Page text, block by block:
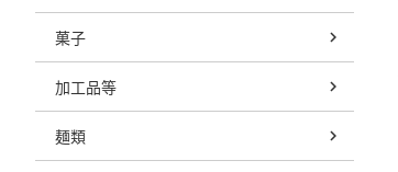
菓子
加工品等
麺類